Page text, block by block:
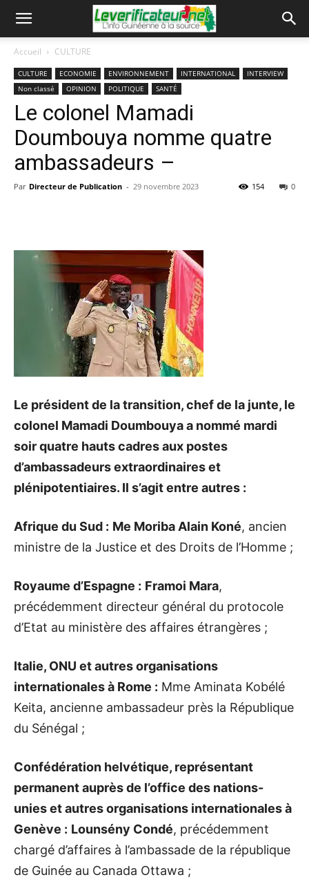
Accueil CULTURE
CULTURE ECONOMIE ENVIRONNEMENT INTERNATIONAL
INTERVIEW
Non classé
OPINION POLITIQUE SANTÉ
Le colonel Mamadi
Doumbouya nomme quatre
ambassadeurs –
Par Directeur de Publication - 29 novembre 2023 0
154
Le président de la transition, chef de la junte, le
colonel Mamadi Doumbouya a nommé mardi
soir quatre hauts cadres aux postes
d’ambassadeurs extraordinaires et
plénipotentiaires. Il s’agit entre autres :
Afrique du Sud : Me Moriba Alain Koné, ancien
ministre de la Justice et des Droits de l’Homme ;
Royaume d’Espagne : Framoi Mara,
précédemment directeur général du protocole
d’Etat au ministère des affaires étrangères ;
Italie, ONU et autres organisations
internationales à Rome : Mme Aminata Kobélé
Keita, ancienne ambassadeur près la République
du Sénégal ;
Confédération helvétique, représentant
permanent auprès de l’office des nations-
unies et autres organisations internationales à
Genève : Lounsény Condé, précédemment
chargé d’affaires à l’ambassade de la république
de Guinée au Canada Ottawa ;